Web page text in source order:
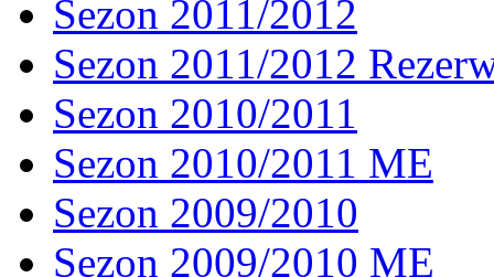
Sezon 2011/2012
Sezon 2011/2012
Sezon 2010/2011
Sezon 2010/2011 ME
Sezon 2009/2010
Sezon 2009/2010 ME